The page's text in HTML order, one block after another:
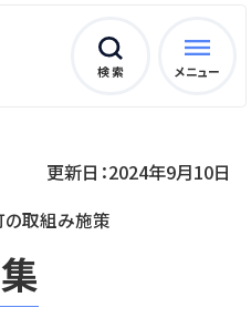
検 索 メニュー
の取組み施策
更新日：2024年9月10日